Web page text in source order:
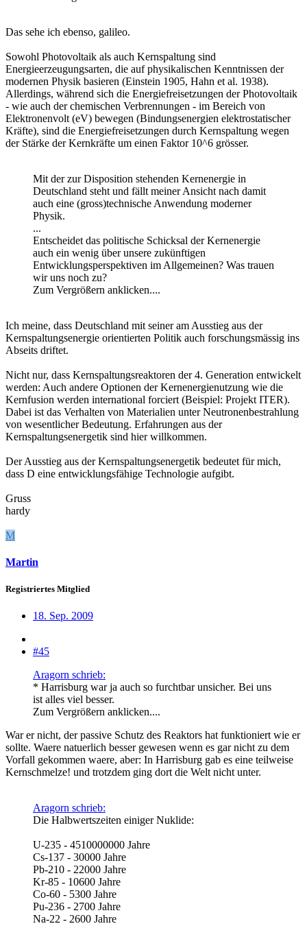
Das sehe ich ebenso, galileo.
Sowohl Photovoltaik als auch Kernspaltung sind
Energieerzeugungsarten, die auf physikalischen Kenntnissen der
modernen Physik basieren (Einstein 1905, Hahn et al. 1938).
Allerdings, während sich die Energiefreisetzungen der Photovoltaik
- wie auch der chemischen Verbrennungen - im Bereich von
Elektronenvolt (eV) bewegen (Bindungsenergien elektrostatischer
Kräfte), sind die Energiefreisetzungen durch Kernspaltung wegen
der Stärke der Kernkräfte um einen Faktor 10^6 grösser.
Mit der zur Disposition stehenden Kernenergie in
Deutschland steht und fällt meiner Ansicht nach damit
auch eine (gross)technische Anwendung moderner
Physik.
...
Entscheidet das politische Schicksal der Kernenergie
auch ein wenig über unsere zukünftigen
Entwicklungsperspektiven im Allgemeinen? Was trauen
wir uns noch zu?
Zum Vergrößern anklicken....
Ich meine, dass Deutschland mit seiner am Ausstieg aus der
Kernspaltungsenergie orientierten Politik auch forschungsmässig ins
Abseits driftet.
Nicht nur, dass Kernspaltungsreaktoren der 4. Generation entwickelt
werden: Auch andere Optionen der Kernenergienutzung wie die
Kernfusion werden international forciert (Beispiel: Projekt ITER).
Dabei ist das Verhalten von Materialien unter Neutronenbestrahlung
von wesentlicher Bedeutung. Erfahrungen aus der
Kernspaltungsenergetik sind hier willkommen.
Der Ausstieg aus der Kernspaltungsenergetik bedeutet für mich,
dass D eine entwicklungsfähige Technologie aufgibt.
Gruss
hardy
M
Martin
Registriertes Mitglied
18. Sep. 2009
#45
Aragorn schrieb:
* Harrisburg war ja auch so furchtbar unsicher. Bei uns
ist alles viel besser.
Zum Vergrößern anklicken....
War er nicht, der passive Schutz des Reaktors hat funktioniert wie er
sollte. Waere natuerlich besser gewesen wenn es gar nicht zu dem
Vorfall gekommen waere, aber: In Harrisburg gab es eine teilweise
Kernschmelze! und trotzdem ging dort die Welt nicht unter.
Aragorn schrieb:
Die Halbwertszeiten einiger Nuklide:
U-235 - 4510000000 Jahre
Cs-137 - 30000 Jahre
Pb-210 - 22000 Jahre
Kr-85 - 10600 Jahre
Co-60 - 5300 Jahre
Pu-236 - 2700 Jahre
Na-22 - 2600 Jahre